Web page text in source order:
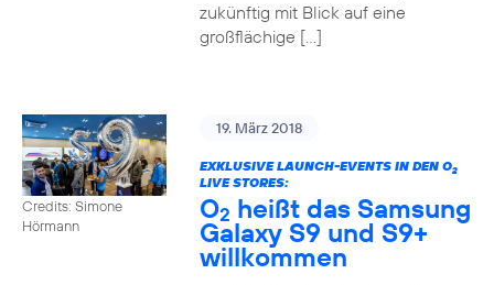
zukünftig mit Blick auf eine
großflächige […]
Credits: Simone
Hörmann
19. März 2018
EXKLUSIVE LAUNCH-EVENTS IN DEN O2
LIVE STORES:
O2 heißt das Samsung
Galaxy S9 und S9+
willkommen